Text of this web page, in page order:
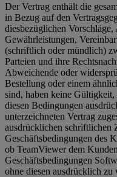
Der Vertrag enthält die
in Bezug auf den
diesbezüglichen
Gewährleistungen,
(schriftlich oder mündlich)
Parteien und ihre
Abweichende oder
Bestellung oder einem
sind, haben keine Gültigkeit,
diesen Bedingungen
unterzeichneten Vertrag
ausdrücklichen schriftlichen
Geschäftsbedingungen des
ob TeamViewer dem
Geschäftsbedingungen
ohne diesen ausdrücklich zu